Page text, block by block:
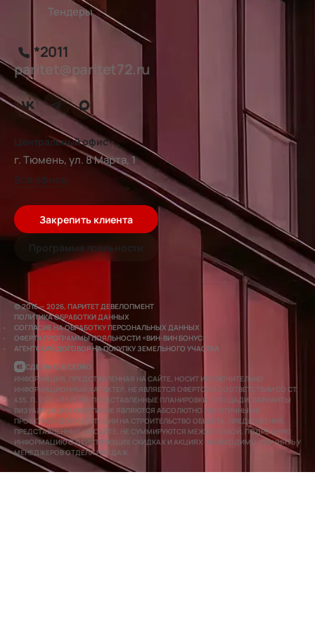
Тендеры
*2011
paritet@paritet72.ru
Центральный офис
г. Тюмень, ул. 8 Марта, 1
Все офисы
Закрепить клиента
Программа лояльности
© 2016 — 2026, ПАРИТЕТ ДЕВЕЛОПМЕНТ
ПОЛИТИКА ОБРАБОТКИ ДАННЫХ
СОГЛАСИЕ НА ОБРАБОТКУ ПЕРСОНАЛЬНЫХ ДАННЫХ
ОФЕРТА ПРОГРАММЫ ЛОЯЛЬНОСТИ «ВИН-ВИН БОНУС»
АГЕНТСКИЙ ДОГОВОР НА ПОКУПКУ ЗЕМЕЛЬНОГО УЧАСТКА
СДЕЛАНО В CEDRO
ИНФОРМАЦИЯ, ПРЕДСТАВЛЕННАЯ НА САЙТЕ, НОСИТ ИСКЛЮЧИТЕЛЬНО
ИНФОРМАЦИОННЫЙ ХАРАКТЕР, НЕ ЯВЛЯЕТСЯ ОФЕРТОЙ В СООТВЕТСТВИИ СО СТ.
435, П. 2 СТ. 437 ГК РФ. ПРЕДСТАВЛЕННЫЕ ПЛАНИРОВКИ, ПЛОЩАДИ, ВАРИАНТЫ
ВИЗУАЛИЗАЦИИ КВАРТИР НЕ ЯВЛЯЮТСЯ АБСОЛЮТНО ИДЕНТИЧНЫМИ
ПРОЕКТНОЙ ДОКУМЕНТАЦИИ НА СТРОИТЕЛЬСТВО ОБЪЕКТА. ПРЕДЛОЖЕНИЯ,
ПРЕДСТАВЛЕННЫЕ НА САЙТЕ, НЕ СУММИРУЮТСЯ МЕЖДУ СОБОЙ. ПОДРОБНУЮ
ИНФОРМАЦИЮ О ДЕЙСТВУЮЩИХ СКИДКАХ И АКЦИЯХ НЕОБХОДИМО УТОЧНЯТЬ У
МЕНЕДЖЕРОВ ОТДЕЛА ПРОДАЖ.